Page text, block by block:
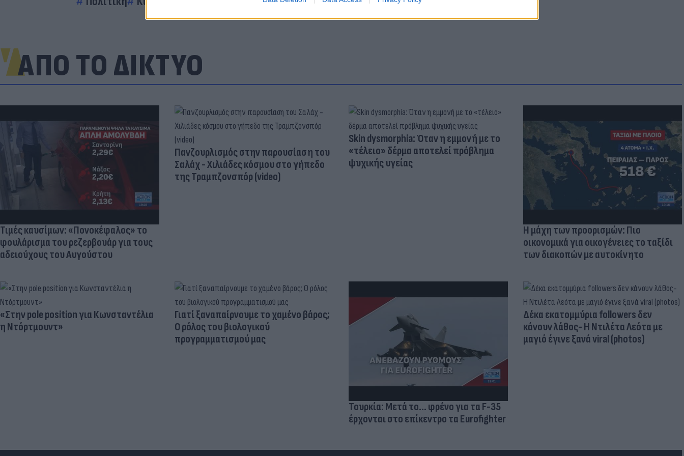
ΑΠΟ ΤΟ ΔΙΚΤΥΟ
Τιμές καυσίμων: «Πονοκέφαλος» το
φουλάρισμα του ρεζερβουάρ για τους
αδειούχους του Αυγούστου
Πανζουρλισμός στην παρουσίαση του
Σαλάχ - Χιλιάδες κόσμου στο γήπεδο
της Τραμπζονσπόρ (video)
Skin dysmorphia: Όταν η εμμονή με το
«τέλειο» δέρμα αποτελεί πρόβλημα
ψυχικής υγείας
Η μάχη των προορισμών: Πιο
οικονομικά για οικογένειες το ταξίδι
των διακοπών με αυτοκίνητο
«Στην pole position για Κωνσταντέλια
η Ντόρτμουντ»
Γιατί ξαναπαίρνουμε το χαμένο βάρος;
Ο ρόλος του βιολογικού
προγραμματισμού μας
Τουρκία: Μετά το... φρένο για τα F-35
έρχονται στο επίκεντρο τα Eurofighter
Δέκα εκατομμύρια followers δεν
κάνουν λάθος- Η Ντιλέτα Λεότα με
μαγιό έγινε ξανά viral (photos)